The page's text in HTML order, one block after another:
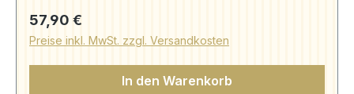
Regulärer Preis:
57,90 €
Preise inkl. MwSt. zzgl. Versandkosten
In den Warenkorb